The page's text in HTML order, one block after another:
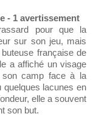
- 1 avertissement
pour que la
sur son jeu, mais
française de
a affiché un visage
son camp face à la
lacunes en
elle a souvent
son but.